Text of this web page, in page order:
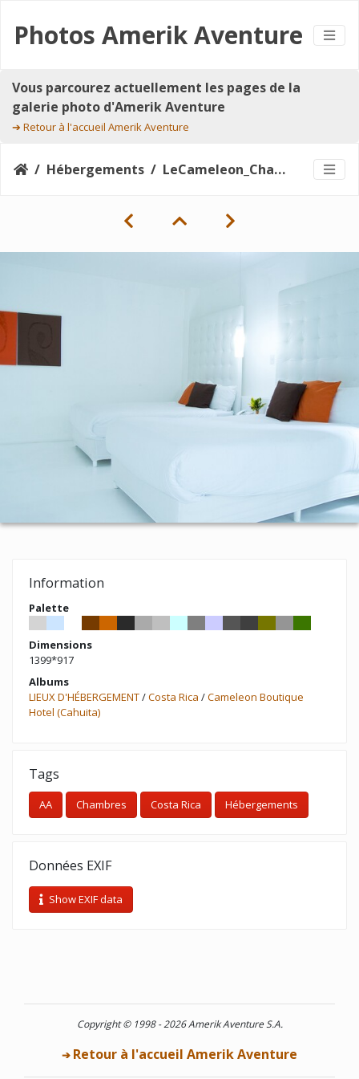
Photos Amerik Aventure
Vous parcourez actuellement les pages de la
galerie photo d'Amerik Aventure
➔ Retour à l'accueil Amerik Aventure
Hébergements LeCameleon_Chambre21
Information
Palette
Dimensions
1399*917
Albums
LIEUX D'HÉBERGEMENT/Costa Rica /Cameleon Boutique
Hotel (Cahuita)
Tags
AA Chambres Costa Rica Hébergements
Données EXIF
Show EXIF data
Copyright © 1998 - 2026 Amerik Aventure S.A.
➔ Retour à l'accueil Amerik Aventure